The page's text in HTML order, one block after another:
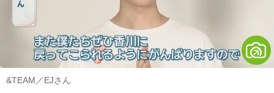
&TEAM／EJさん